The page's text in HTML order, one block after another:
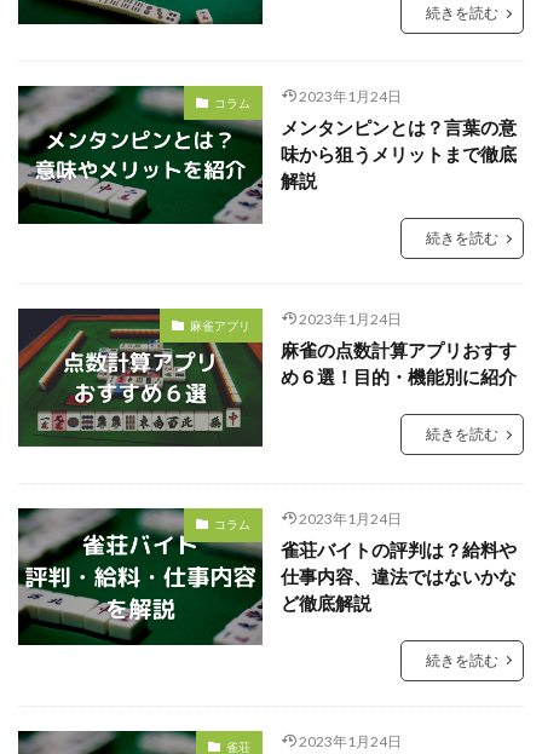
続きを読む
コラム 2023年1月24日
メンタンピンとは？言葉の意
味から狙うメリットまで徹底
解説
続きを読む
麻雀アプリ 2023年1月24日
麻雀の点数計算アプリおすす
め６選！目的・機能別に紹介
続きを読む
コラム 2023年1月24日
雀荘バイトの評判は？給料や
仕事内容、違法ではないかな
ど徹底解説
続きを読む
雀荘 2023年1月24日